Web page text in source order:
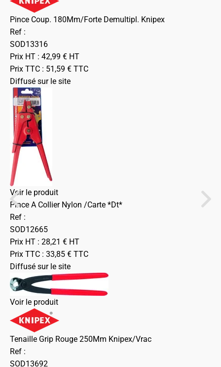
Pince Coup. 180Mm/Forte Demultipl. Knipex
Ref :
SOD13316
Prix HT : 42,99 € HT
Prix TTC : 51,59 € TTC
Diffusé sur le site
Voir le produit
Pince A Collier Nylon /Carte *Dt*
Ref :
SOD12665
Prix HT : 28,21 € HT
Prix TTC : 33,85 € TTC
Diffusé sur le site
Voir le produit
Tenaille Grip Rouge 250Mm Knipex/Vrac
Ref :
SOD13692